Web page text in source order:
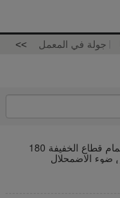
جولة في المعمل >>
عالية الكثافة فوب البوليفيين الصمام قطاع الخفيفة 180